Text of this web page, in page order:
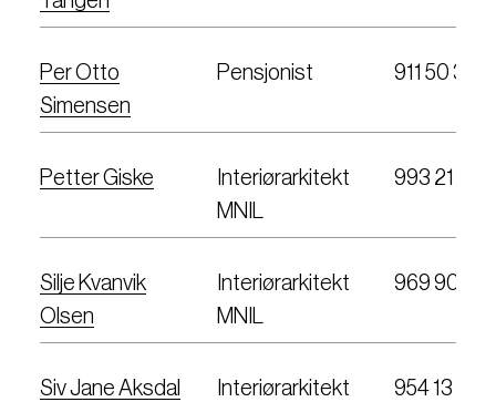
Per Otto
Simensen
Pensjonist 911 50 390
Petter Giske
Interiørarkitekt
MNIL
993 21 382
Silje Kvanvik
Olsen
Interiørarkitekt
MNIL
969 90 051
Siv Jane Aksdal
Interiørarkitekt
954 13 917